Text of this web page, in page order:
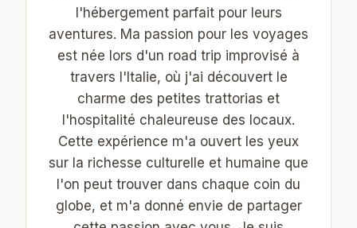
l'hébergement parfait pour leurs
aventures. Ma passion pour les voyages
est née lors d'un road trip improvisé à
travers l'Italie, où j'ai découvert le
charme des petites trattorias et
l'hospitalité chaleureuse des locaux.
Cette expérience m'a ouvert les yeux
sur la richesse culturelle et humaine que
l'on peut trouver dans chaque coin du
globe, et m'a donné envie de partager